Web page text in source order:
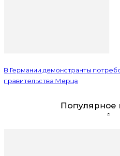
В Германии демонстранты
правительства Мерца
Популярное